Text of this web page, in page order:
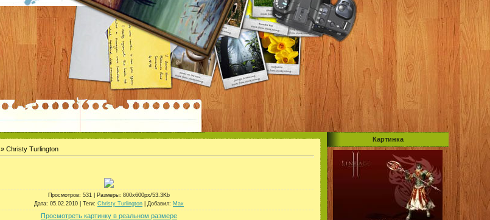
» Christy Turlington
Просмотров: 531 | Размеры: 800x600px/53.3Kb
Дата: 05.02.2010 | Теги: Christy Turlington Добавил: Max
Просмотреть картинку в реальном размере
Картинка